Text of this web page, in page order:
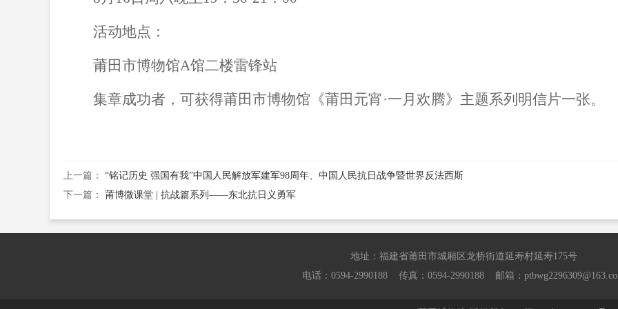
活动地点：
莆田市博物馆A馆二楼雷锋站
集章成功者，可获得莆田市博物馆《莆田元宵·一月欢腾》主题系列明信片一张。
上一篇： “铭记历史 强国有我”中国人民解放军建军98周年、中国人民抗日战争暨世界反法西斯
下一篇： 莆博微课堂 | 抗战篇系列——东北抗日义勇军
地址：福建省莆田市城厢区龙桥街道延寿村延寿175号
电话：0594-2990188 传真：0594-2990188 邮箱：